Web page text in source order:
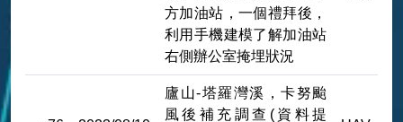
方加油站，一個禮拜後，
利用手機建模了解加油站
右側辦公室掩埋狀況
廬山-塔羅灣溪，卡努颱
風後補充調查(資料提